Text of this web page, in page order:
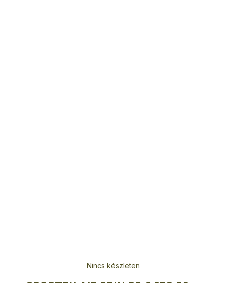
Nincs készleten